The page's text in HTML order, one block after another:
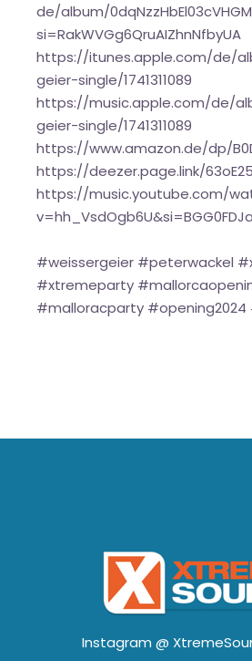
de/album/
si=RakWVGg6QruAIZhnNfbyUA
https://itunes.apple.com/de/
geier-single/1741311089
https://music.apple.com/de/
geier-single/1741311089
https://www.amazon.de/dp/
https://deezer.page.link/
https://music.youtube.com/
#weissergeier #peterwackel
#xtremeparty
#malloracparty
Instagram @